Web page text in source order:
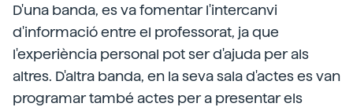
D'una banda, es va fomentar l'intercanvi
d'informació entre el professorat, ja que
l'experiència personal pot ser d'ajuda per als
altres. D'altra banda, en la seva sala d'actes es van
programar també actes per a presentar els